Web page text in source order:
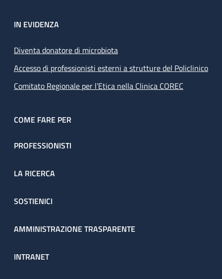
IN EVIDENZA
Diventa donatore di microbiota
Accesso di professionisti esterni a strutture del Policlinico
Comitato Regionale per l’Etica nella Clinica COREC
COME FARE PER
PROFESSIONISTI
LA RICERCA
SOSTIENICI
AMMINISTRAZIONE TRASPARENTE
INTRANET